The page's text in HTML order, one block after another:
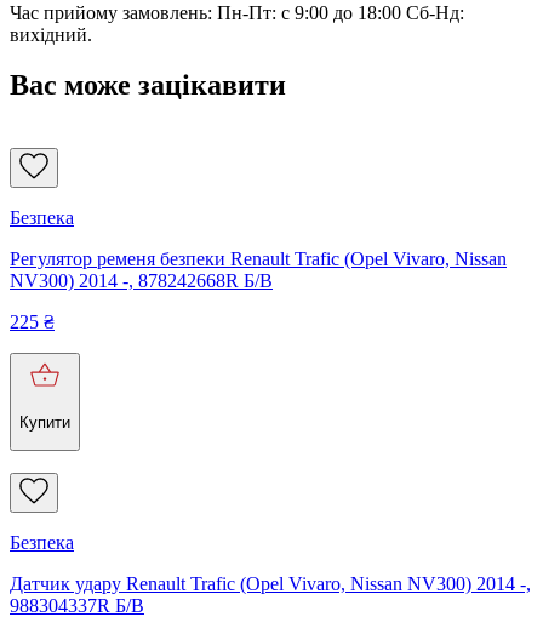
Час прийому замовлень: Пн-Пт: с 9:00 до 18:00 Сб-Нд:
вихідний.
Вас може зацікавити
Безпека
Регулятор ременя безпеки Renault Trafic (Opel Vivaro, Nissan
NV300) 2014 -, 878242668R Б/В
225 ₴
Купити
Безпека
Датчик удару Renault Trafic (Opel Vivaro, Nissan NV300) 2014 -,
988304337R Б/В